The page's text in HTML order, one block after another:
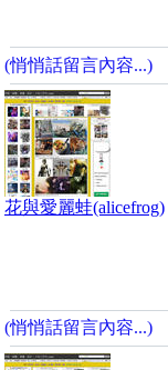
(悄悄話留言內容...)
花與愛麗蛙(alicefrog)
(悄悄話留言內容...)